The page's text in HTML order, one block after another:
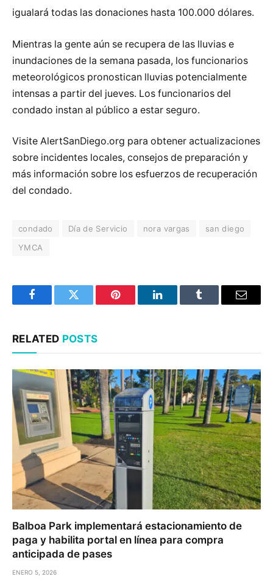
igualará todas las donaciones hasta 100.000 dólares.
Mientras la gente aún se recupera de las lluvias e
inundaciones de la semana pasada, los funcionarios
meteorológicos pronostican lluvias potencialmente
intensas a partir del jueves. Los funcionarios del
condado instan al público a estar seguro.
Visite AlertSanDiego.org para obtener actualizaciones
sobre incidentes locales, consejos de preparación y
más información sobre los esfuerzos de recuperación
del condado.
condado Día de Servicio nora vargas
san diego
YMCA
FacebookTwitter Pinterest LinkedInTumblr Email
RELATED POSTS
Balboa Park implementará estacionamiento de
paga y habilita portal en línea para compra
anticipada de pases
ENERO 5, 2026